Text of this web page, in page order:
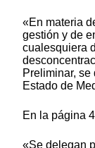
«En materia
gestión y de
cualesquiera
Preliminar,
Estado de
En la página
«Se delegan